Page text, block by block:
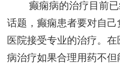
癫痫病的治疗目前
话题，癫痫患者要对自
医院接受专业的治疗。
病治疗如果合理用药不